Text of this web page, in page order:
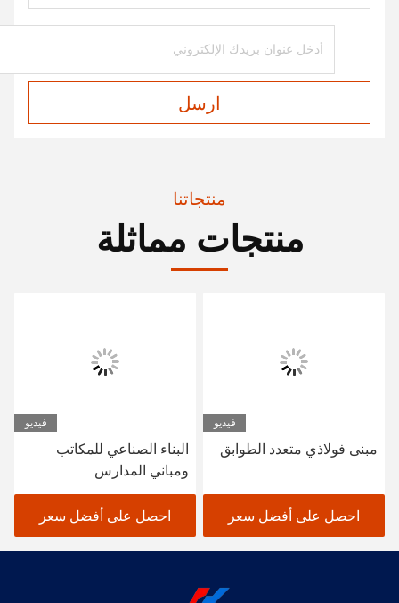
ارسل
منتجاتنا
منتجات مماثلة
فيديو
مبنى فولاذي متعدد الطوابق
احصل على أفضل سعر
فيديو
البناء الصناعي للمكاتب
ومباني المدارس
احصل على أفضل سعر